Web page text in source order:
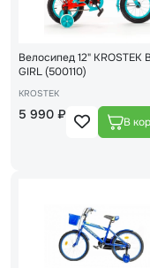
Велосипед 12" KROSTEK
GIRL (500110)
KROSTEK
5 990 ₽